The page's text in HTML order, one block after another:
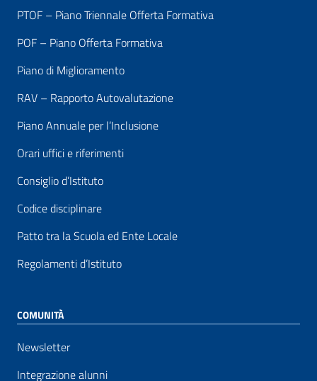
PTOF – Piano Triennale Offerta Formativa
POF – Piano Offerta Formativa
Piano di Miglioramento
RAV – Rapporto Autovalutazione
Piano Annuale per l’Inclusione
Orari uffici e riferimenti
Consiglio d’Istituto
Codice disciplinare
Patto tra la Scuola ed Ente Locale
Regolamenti d’Istituto
COMUNITÀ
Newsletter
Integrazione alunni